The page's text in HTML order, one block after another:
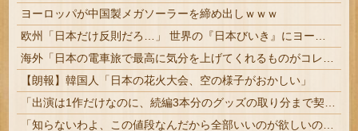
ヨーロッパが中国製メガソーラーを締め出しｗｗｗ
【朗報】韓国人「日本の花火大会、空の様子がおかしい」